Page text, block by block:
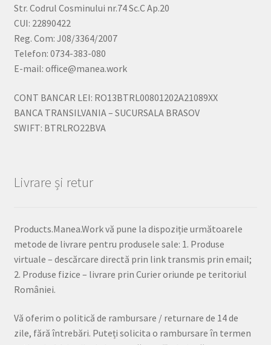
Str. Codrul Cosminului nr.74 Sc.C Ap.20
CUI: 22890422
Reg. Com: J08/3364/2007
Telefon: 0734-383-080
E-mail: office@manea.work
CONT BANCAR LEI: RO13BTRL00801202A21089XX
BANCA TRANSILVANIA – SUCURSALA BRASOV
SWIFT: BTRLRO22BVA
Livrare și retur
Products.Manea.Work vă pune la dispoziție următoarele
metode de livrare pentru produsele sale: 1. Produse
virtuale – descărcare directă prin link transmis prin email;
2. Produse fizice – livrare prin Curier oriunde pe teritoriul
României.
Vă oferim o politică de rambursare / returnare de 14 de
zile, fără întrebări. Puteți solicita o rambursare în termen